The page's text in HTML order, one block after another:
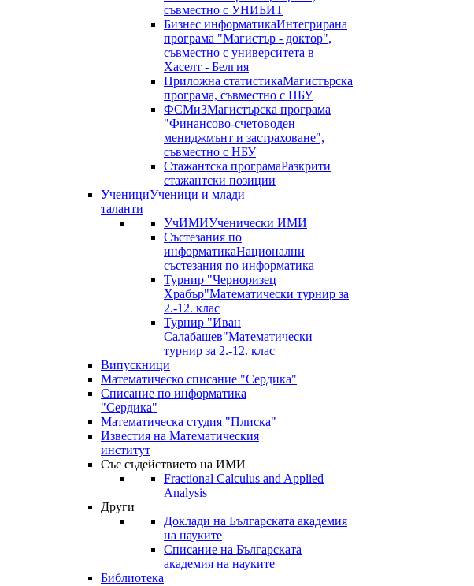
съвместно с УНИБИТ
Бизнес информатикаИнтегрирана
програма "Магистър - доктор",
съвместно с университета в
Хаселт - Белгия
Приложна статистикаМагистърска
програма, съвместно с НБУ
ФСМиЗМагистърска програма
"Финансово-счетоводен
мениджмънт и застраховане",
съвместно с НБУ
Стажантска програмаРазкрити
стажантски позиции
УченициУченици и млади
таланти
УчИМИУченически ИМИ
Състезания по
информатикаНационални
състезания по информатика
Турнир "Черноризец
Храбър"Математически турнир за
2.-12. клас
Турнир "Иван
Салабашев"Математически
турнир за 2.-12. клас
Випускници
Математическо списание "Сердика"
Списание по информатика
"Сердика"
Математическа студия "Плиска"
Известия на Математическия
институт
Със съдействието на ИМИ
Fractional Calculus and Applied
Analysis
Други
Доклади на Българската академия
на науките
Списание на Българската
академия на науките
Библиотека